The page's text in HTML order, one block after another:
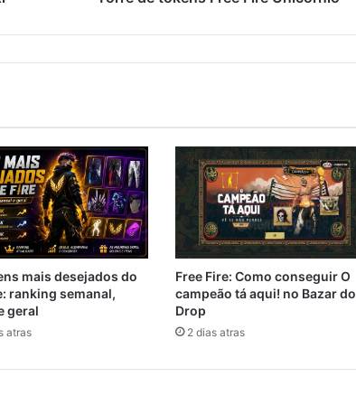
mais desejados do
ranking semanal,
geral
atras
Free Fire: Como conseguir O
campeão tá aqui! no Bazar do
Drop
2 dias atras